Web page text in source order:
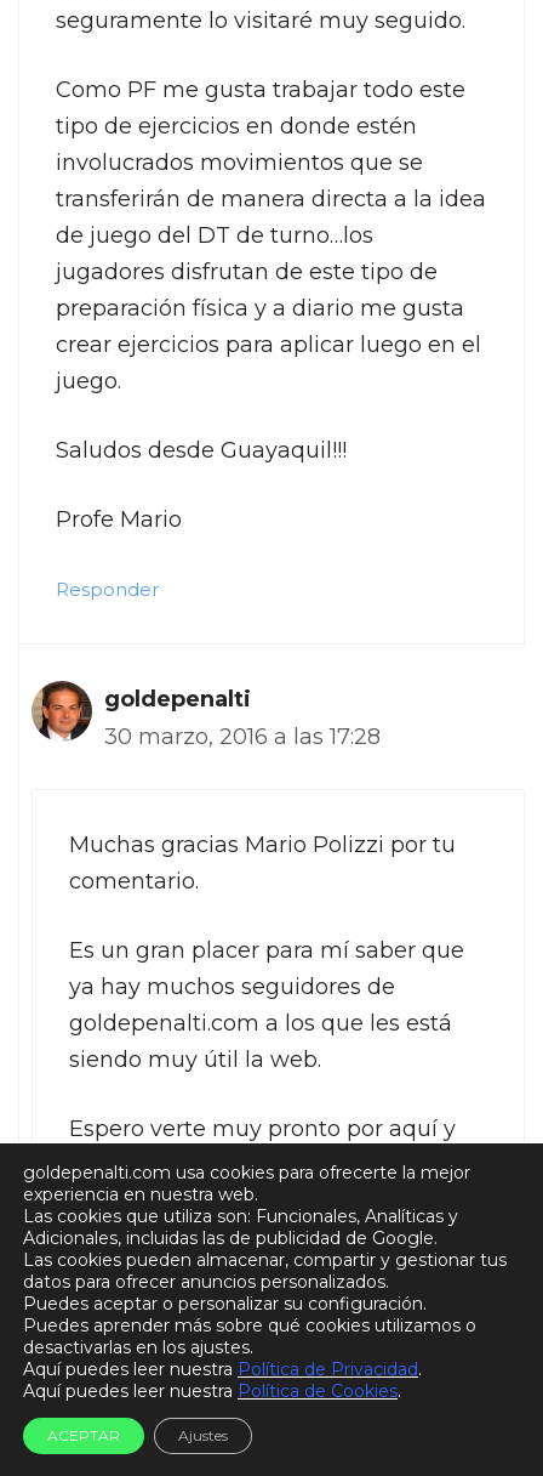
seguramente lo visitaré muy seguido.
Como PF me gusta trabajar todo este
tipo de ejercicios en donde estén
involucrados movimientos que se
transferirán de manera directa a la idea
de juego del DT de turno…los
jugadores disfrutan de este tipo de
preparación física y a diario me gusta
crear ejercicios para aplicar luego en el
juego.
Saludos desde Guayaquil!!!
Profe Mario
Responder
goldepenalti
30 marzo, 2016 a las 17:28
Muchas gracias Mario Polizzi por tu
comentario.
Es un gran placer para mí saber que
ya hay muchos seguidores de
goldepenalti.com a los que les está
siendo muy útil la web.
Espero verte muy pronto por aquí y
que te suscribas a la web.
Un fuerte abrazo para ti y saludos a
Guayaquil.
Responder
goldepenalti.com usa cookies para ofrecerte la mejor
experiencia en nuestra web.
Las cookies que utiliza son: Funcionales, Analíticas y
Adicionales, incluidas las de publicidad de Google.
Las cookies pueden almacenar, compartir y gestionar tus
datos para ofrecer anuncios personalizados.
Puedes aceptar o personalizar su configuración.
Puedes aprender más sobre qué cookies utilizamos o
desactivarlas en los ajustes.
Aquí puedes leer nuestra Política de Privacidad.
Aquí puedes leer nuestra Política de Cookies.
ACEPTAR Ajustes